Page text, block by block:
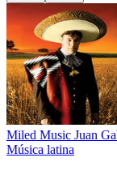
Miled Music Juan
Música latina